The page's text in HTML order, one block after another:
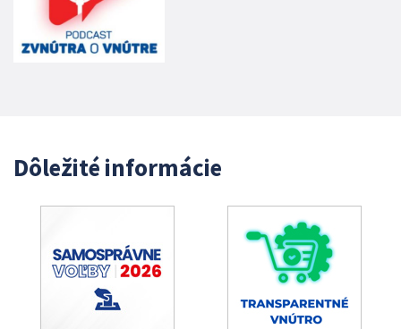
Dôležité informácie